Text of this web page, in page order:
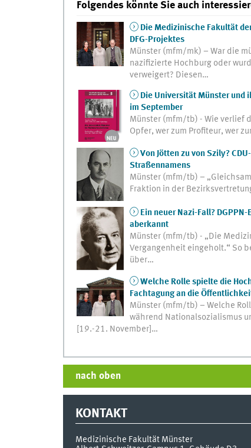
Folgendes könnte Sie auch
Die Medizinische Fakultät
DFG-Projektes
Münster (mfm/mk) – War die
nazifizierte Hochburg oder
verweigert? Diesen…
Die Universität Münster und
im September
Münster (mfm/tb) - Wie verlief
Opfer, wer zum Profiteur, wer
Von Jötten zu von Szily?
Straßennamens
Münster (mfm/tb) –
Fraktion in der
Ein neuer Nazi-Fall?
aberkannt
Münster (mfm/tb) - „Die
Vergangenheit eingeholt.“ So
über…
Welche Rolle spielte die
Fachtagung an die
Münster (mfm/tb) – Welche
während Nationalsozialismus
[19.-21. November]…
nach oben
KONTAKT
Medizinische Fakultät Münster